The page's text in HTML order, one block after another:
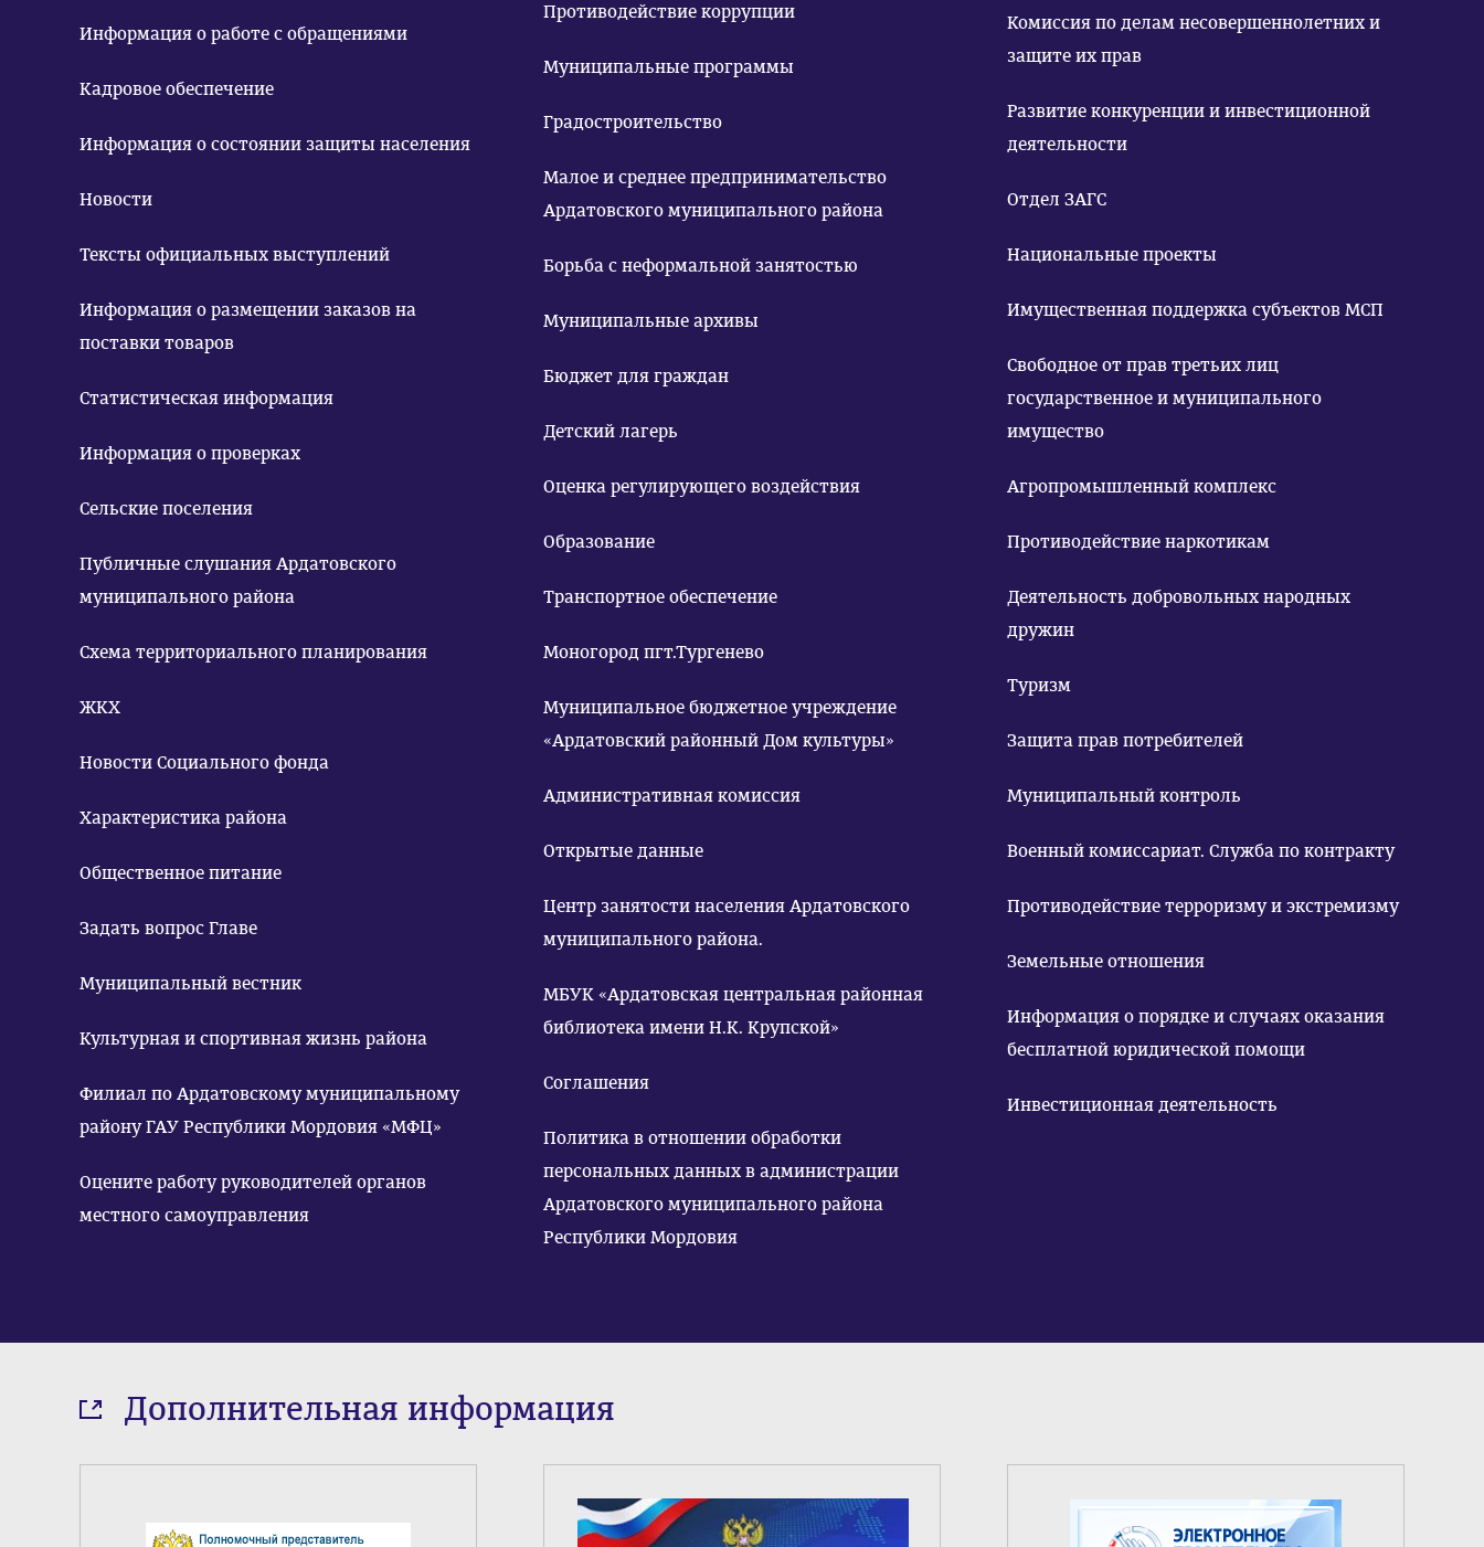
Информация о работе с обращениями
Кадровое обеспечение
Информация о состоянии защиты населения
Новости
Тексты официальных выступлений
Информация о размещении заказов на
поставки товаров
Статистическая информация
Информация о проверках
Сельские поселения
Публичные слушания Ардатовского
муниципального района
Схема территориального планирования
ЖКХ
Новости Социального фонда
Характеристика района
Общественное питание
Задать вопрос Главе
Муниципальный вестник
Культурная и спортивная жизнь района
Филиал по Ардатовскому муниципальному
району ГАУ Республики Мордовия «МФЦ»
Оцените работу руководителей органов
местного самоуправления
Противодействие коррупции
Муниципальные программы
Градостроительство
Малое и среднее предпринимательство
Ардатовского муниципального района
Борьба с неформальной занятостью
Муниципальные архивы
Бюджет для граждан
Детский лагерь
Оценка регулирующего воздействия
Образование
Транспортное обеспечение
Моногород пгт.Тургенево
Муниципальное бюджетное учреждение
«Ардатовский районный Дом культуры»
Административная комиссия
Открытые данные
Центр занятости населения Ардатовского
муниципального района.
МБУК «Ардатовская центральная районная
библиотека имени Н.К. Крупской»
Соглашения
Политика в отношении обработки
персональных данных в администрации
Ардатовского муниципального района
Республики Мордовия
Комиссия по делам несовершеннолетних и
защите их прав
Развитие конкуренции и инвестиционной
деятельности
Отдел ЗАГС
Национальные проекты
Имущественная поддержка субъектов МСП
Свободное от прав третьих лиц
государственное и муниципального
имущество
Агропромышленный комплекс
Противодействие наркотикам
Деятельность добровольных народных
дружин
Туризм
Защита прав потребителей
Муниципальный контроль
Военный комиссариат. Служба по контракту
Противодействие терроризму и экстремизму
Земельные отношения
Информация о порядке и случаях оказания
бесплатной юридической помощи
Инвестиционная деятельность
Дополнительная информация